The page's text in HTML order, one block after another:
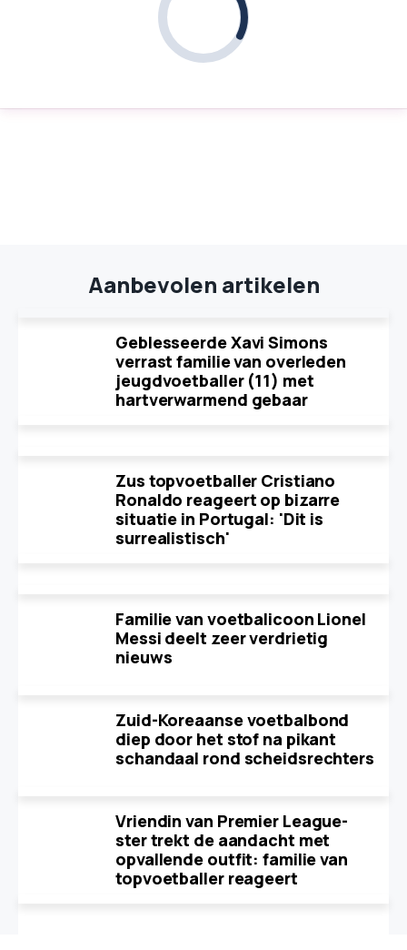
Aanbevolen artikelen
Geblesseerde Xavi Simons
verrast familie van overleden
jeugdvoetballer (11) met
hartverwarmend gebaar
Zus topvoetballer Cristiano
Ronaldo reageert op bizarre
situatie in Portugal: 'Dit is
surrealistisch'
Familie van voetbalicoon Lionel
Messi deelt zeer verdrietig
nieuws
Zuid-Koreaanse voetbalbond
diep door het stof na pikant
schandaal rond scheidsrechters
Vriendin van Premier League-
ster trekt de aandacht met
opvallende outfit: familie van
topvoetballer reageert